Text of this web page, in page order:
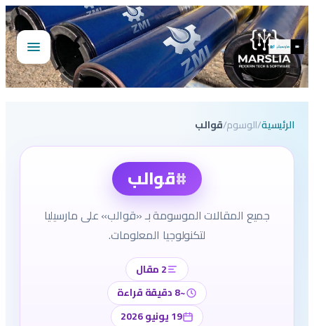
تخطى
إلى
المحتوى فتح
الرئيسية/الوسوم/قوالب
#قوالب
جميع المقالات الموسومة بـ «قوالب» على مارسيليا
لتكنولوجيا المعلومات.
2 مقال
~8 دقيقة قراءة
19 يونيو 2026